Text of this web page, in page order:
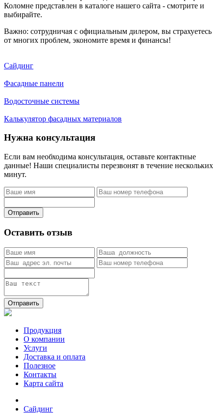
Коломне представлен в каталоге нашего сайта - смотрите и
выбирайте.
Важно: сотрудничая с официальным дилером, вы страхуетесь
от многих проблем, экономите время и финансы!
Сайдинг
Фасадные панели
Водосточные системы
Калькулятор фасадных материалов
Нужна консультация
Если вам необходима консультация, оставьте контактные
данные! Наши специалисты перезвонят в течение нескольких
минут.
Отправить
Оставить отзыв
Отправить
Продукция
О компании
Услуги
Доставка и оплата
Полезное
Контакты
Карта сайта
Сайдинг